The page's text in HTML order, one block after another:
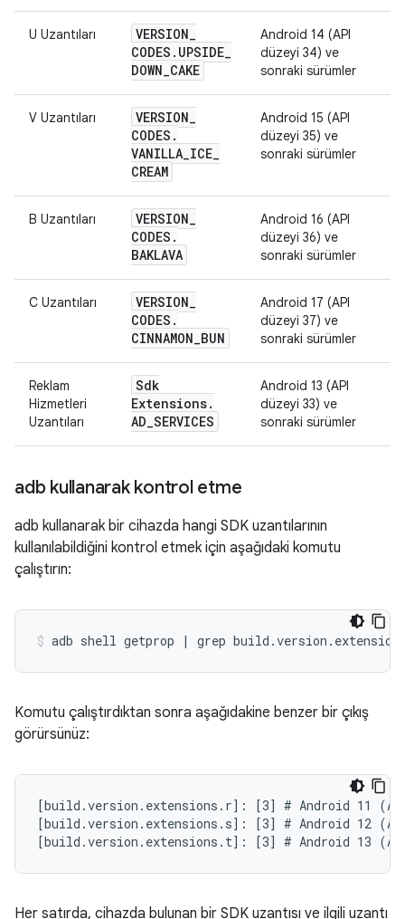
U Uzantıları VERSION_
CODES . UPSIDE_
DOWN_CAKE
Android 14 (API
düzeyi 34) ve
sonraki sürümler
V Uzantıları VERSION_
CODES .
VANILLA_ICE_
CREAM
Android 15 (API
düzeyi 35) ve
sonraki sürümler
B Uzantıları VERSION_
CODES .
BAKLAVA
Android 16 (API
düzeyi 36) ve
sonraki sürümler
C Uzantıları VERSION_
CODES .
CINNAMON_BUN
Android 17 (API
düzeyi 37) ve
sonraki sürümler
Reklam
Hizmetleri
Uzantıları
Sdk
Extensions.
AD_SERVICES
Android 13 (API
düzeyi 33) ve
sonraki sürümler
adb kullanarak kontrol etme
adb kullanarak bir cihazda hangi SDK uzantılarının
kullanılabildiğini kontrol etmek için aşağıdaki komutu
çalıştırın:
Komutu çalıştırdıktan sonra aşağıdakine benzer bir çıkış
görürsünüz:
[build.version.extensions.r]: [3] # Android 11
[build.version.extensions.s]: [3] # Android 12
Her satırda, cihazda bulunan bir SDK uzantısı ve ilgili uzantı